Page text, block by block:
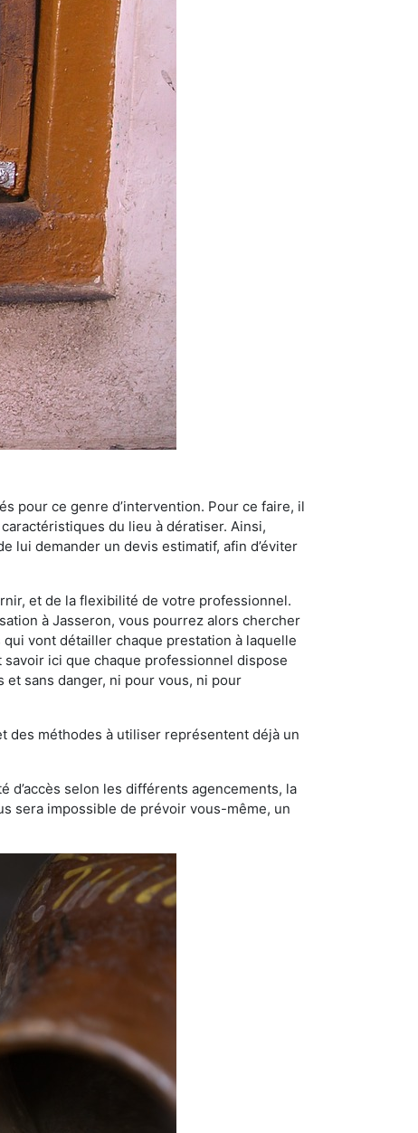
pour ce genre d’intervention. Pour ce faire, il
du lieu à dératiser. Ainsi,
lui demander un devis estimatif, afin d’éviter
et de la flexibilité de votre professionnel.
à Jasseron, vous pourrez alors chercher
vont détailler chaque prestation à laquelle
ici que chaque professionnel dispose
sans danger, ni pour vous, ni pour
des méthodes à utiliser représentent déjà un
d’accès selon les différents agencements, la
sera impossible de prévoir vous-même, un